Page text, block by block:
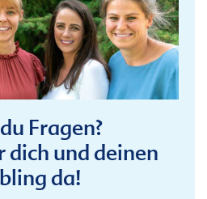
Fragen?
und deinen
da!